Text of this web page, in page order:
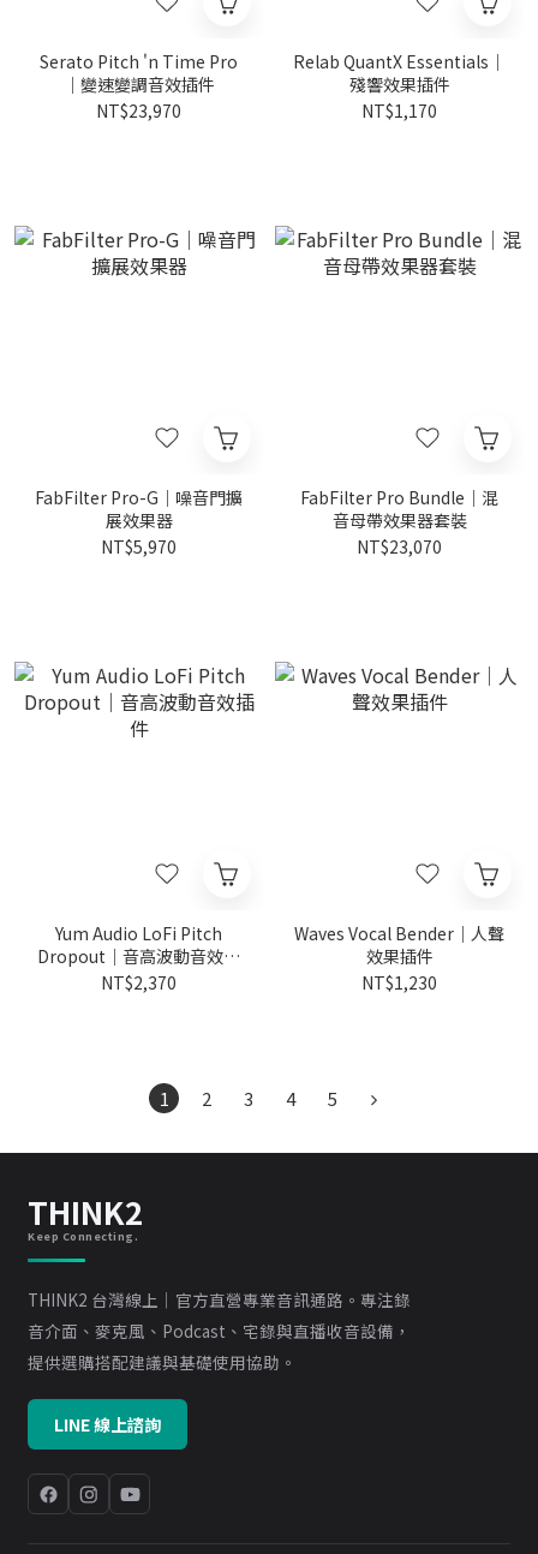
Serato Pitch 'n Time Pro
｜變速變調音效插件
NT$23,970
Relab QuantX Essentials｜
殘響效果插件
NT$1,170
FabFilter Pro-G｜噪音門擴
展效果器
NT$5,970
FabFilter Pro Bundle｜混
音母帶效果器套裝
NT$23,070
Yum Audio LoFi Pitch
Dropout｜音高波動音效插
件
NT$2,370
Waves Vocal Bender｜人聲
效果插件
NT$1,230
1 2 3 4 5
THINK2
Keep Connecting.
THINK2 台灣線上｜官方直營專業音訊通路。專注錄
音介面、麥克風、Podcast、宅錄與直播收音設備，
提供選購搭配建議與基礎使用協助。
LINE 線上諮詢